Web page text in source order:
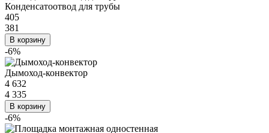
Конденсатоотвод для трубы
405
381
В корзину
-6%
Дымоход-конвектор
4 632
4 335
В корзину
-6%